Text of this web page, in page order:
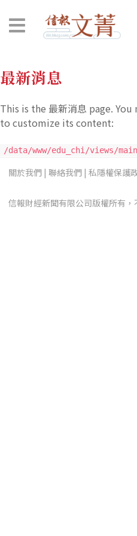
最新消息
This is the 最新消息 page.
to customize its content:
/data/www/edu_chi/views/
關於我們 | 聯絡我們 | 私隱權保護
信報財經新聞有限公司版權所有，